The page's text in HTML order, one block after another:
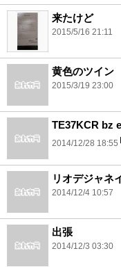
来たけど
2015/5/16 21:11
黄色のツイン
2015/3/19 23:00
TE37KCR bz
2014/12/28 18:55
リオデジャネ
2014/12/4 10:57
出張
2014/12/3 03:30